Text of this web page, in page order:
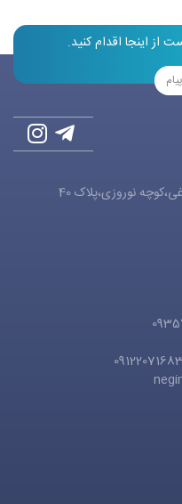
از اینجا اقدام کنید.
نوروزی،پلاک 40